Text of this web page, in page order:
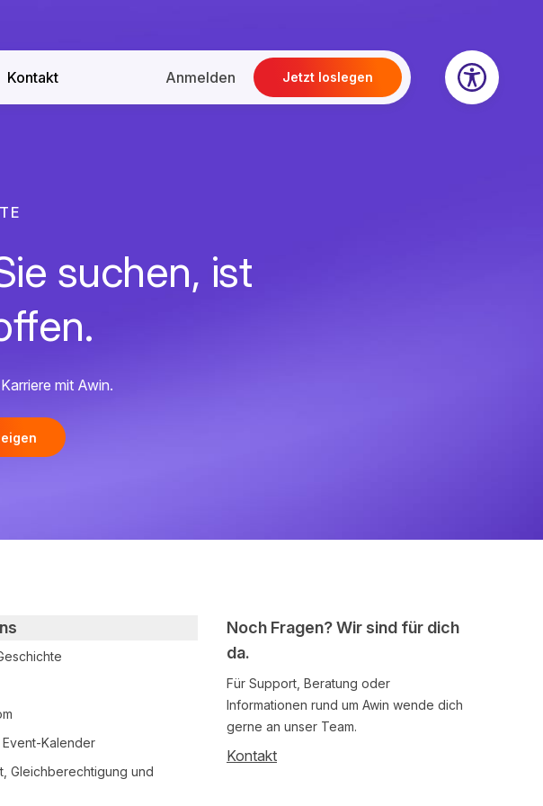
Kontakt Anmelden Jetzt loslegen
suchen, ist
mit Awin.
Noch Fragen? Wir sind für dich
da.
Für Support, Beratung oder
Informationen rund um Awin wende dich
gerne an unser Team.
Kontakt
Kalender
Gleichberechtigung und